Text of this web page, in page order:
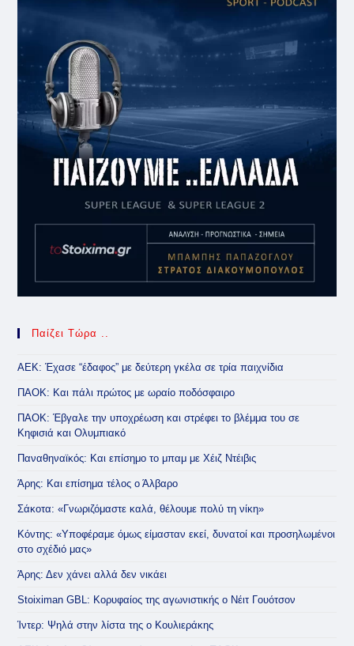
Παίζει Τώρα ..
ΑΕΚ: Έχασε “έδαφος” με δεύτερη γκέλα σε τρία παιχνίδια
ΠΑΟΚ: Και πάλι πρώτος με ωραίο ποδόσφαιρο
ΠΑΟΚ: Έβγαλε την υποχρέωση και στρέφει το βλέμμα του σε
Κηφισιά και Ολυμπιακό
Παναθηναϊκός: Και επίσημο το μπαμ με Χέιζ Ντέιβις
Άρης: Και επίσημα τέλος ο Άλβαρο
Σάκοτα: «Γνωριζόμαστε καλά, θέλουμε πολύ τη νίκη»
Κόντης: «Υποφέραμε όμως είμασταν εκεί, δυνατοί και προσηλωμένοι
στο σχέδιό μας»
Άρης: Δεν χάνει αλλά δεν νικάει
Stoiximan GBL: Κορυφαίος της αγωνιστικής ο Νέιτ Γουότσον
Ίντερ: Ψηλά στην λίστα της ο Κουλιεράκης